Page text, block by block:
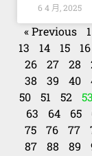
6 4 月, 2025
« Previous 1
13
14 15 16
26
27 28
38
39 40
50
51 52 53
63
64 65
75
76 77
87
88 89